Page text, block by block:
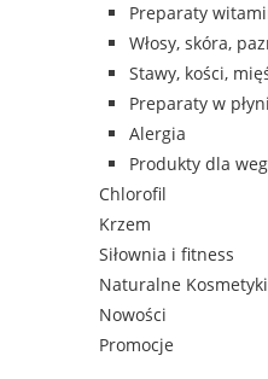
Preparaty
Włosy, skóra,
Stawy, kości,
Preparaty w
Alergia
Produkty dla
Chlorofil
Krzem
Siłownia i fitness
Naturalne Kosmetyki
Nowości
Promocje